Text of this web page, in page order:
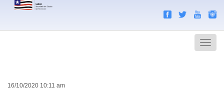
Menu
16/10/2020 10:11 am